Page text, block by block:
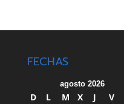
FECHAS
agosto 2026
D L M X J V